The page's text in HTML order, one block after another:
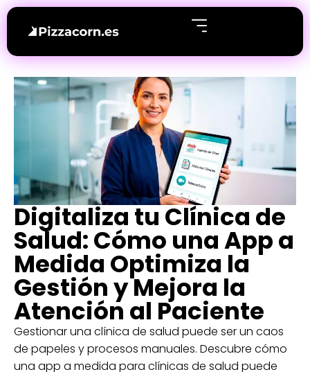
Digitaliza tu Clínica de
Salud: Cómo una App a
Medida Optimiza la
Gestión y Mejora la
Atención al Paciente
Gestionar una clínica de salud puede ser un caos
de papeles y procesos manuales. Descubre cómo
una app a medida para clínicas de salud puede